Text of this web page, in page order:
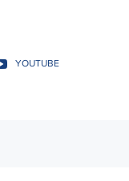
YOUTUBE